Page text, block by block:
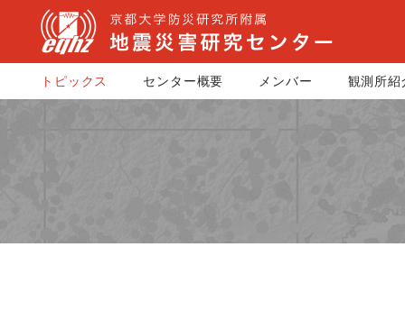
トピックス センター概要 メンバー 観測所紹